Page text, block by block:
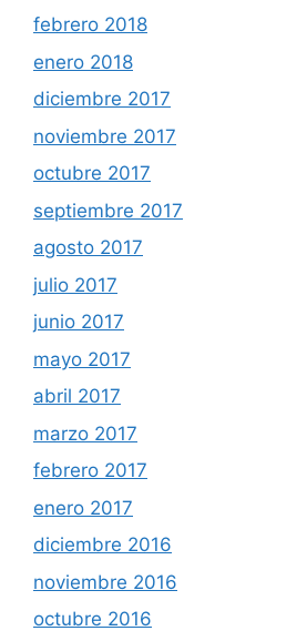
febrero 2018
enero 2018
diciembre 2017
noviembre 2017
octubre 2017
septiembre 2017
agosto 2017
julio 2017
junio 2017
mayo 2017
abril 2017
marzo 2017
febrero 2017
enero 2017
diciembre 2016
noviembre 2016
octubre 2016